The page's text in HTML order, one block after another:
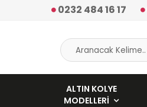
0232 484 16 17
ALTIN KOLYE
MODELLERI